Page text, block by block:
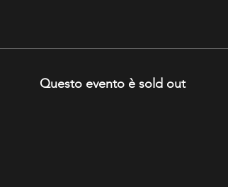
Questo evento è sold out